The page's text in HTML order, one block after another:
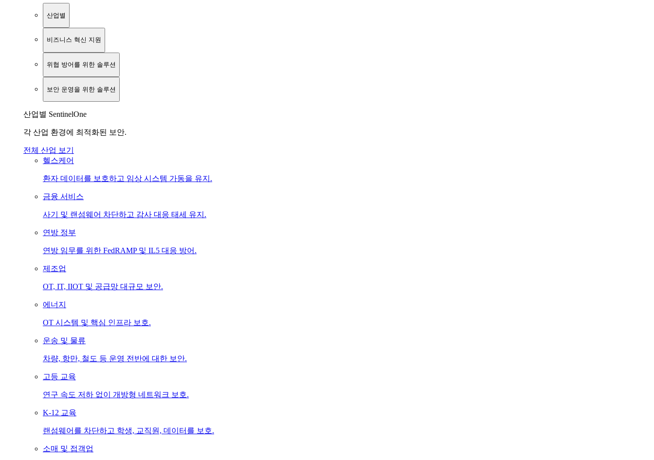
산업별
비즈니스 혁신 지원
위협 방어를 위한 솔루션
보안 운영을 위한 솔루션
산업별 SentinelOne
각 산업 환경에 최적화된 보안.
전체 산업 보기
헬스케어
환자 데이터를 보호하고 임상 시스템 가동을 유지.
금융 서비스
사기 및 랜섬웨어 차단하고 감사 대응 태세 유지.
연방 정부
연방 임무를 위한 FedRAMP 및 IL5 대응 방어.
제조업
OT, IT, IIOT 및 공급망 대규모 보안.
에너지
OT 시스템 및 핵심 인프라 보호.
운송 및 물류
차량, 항만, 철도 등 운영 전반에 대한 보안.
고등 교육
연구 속도 저하 없이 개방형 네트워크 보호.
K-12 교육
랜섬웨어를 차단하고 학생, 교직원, 데이터를 보호.
소매 및 접객업